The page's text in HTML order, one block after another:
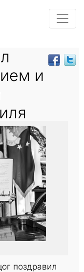
и
поздравил